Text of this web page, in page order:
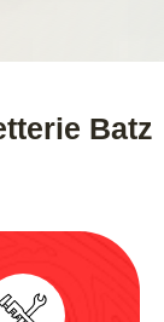
Batz